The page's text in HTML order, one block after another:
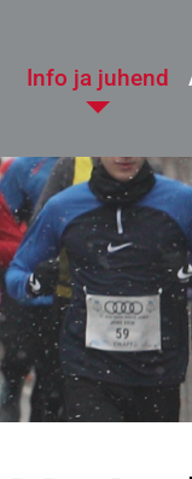
Info ja juhend